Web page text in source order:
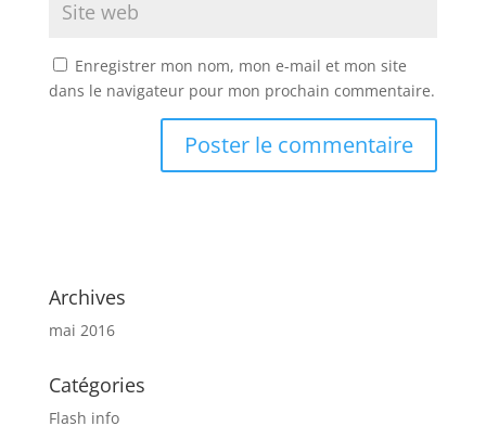
Enregistrer mon nom, mon e-mail et mon site
dans le navigateur pour mon prochain commentaire.
Archives
mai 2016
Catégories
Flash info